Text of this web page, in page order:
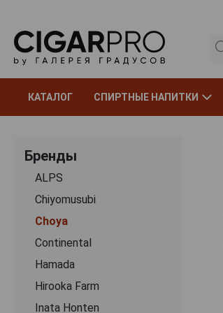
КАТАЛОГ СПИРТНЫЕ НАПИТКИ
Бренды
ALPS
Chiyomusubi
Choya
Continental
Hamada
Hirooka Farm
Inata Honten